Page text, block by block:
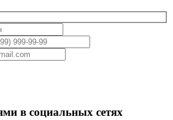
в социальных сетях